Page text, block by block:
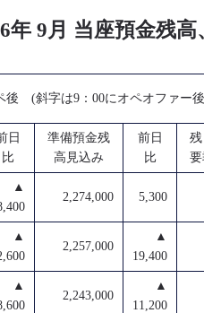
年 9月 当座預金残
後 (斜字は9：00にオペオファー後
日
比
準備預金残
高見込み
前日
比
▲
2,274,000 5,300
▲
2,257,000
▲
19,400
▲
2,243,000
▲
11,200